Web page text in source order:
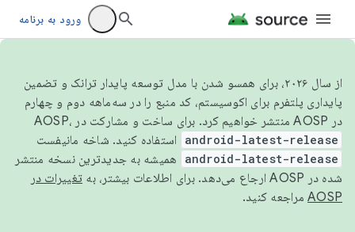
ورود به برنامه
از سال ۲۰۲۶، برای همسو شدن با مدل توسعه پایدار ترانک و تضمین
پایداری پلتفرم برای اکوسیستم، کد منبع را در سه‌ماهه دوم و چهارم
در AOSP منتشر خواهیم کرد. برای ساخت و مشارکت در AOSP،
android-latest-release استفاده کنید. شاخه مانیفست
android-latest-release
همیشه به جدیدترین نسخه منتشر
شده در AOSP ارجاع می‌دهد. برای اطلاعات بیشتر، به
تغییرات در
AOSP مراجعه کنید.